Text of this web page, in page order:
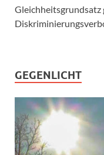
Gleichheitsgrundsatz
GEGENLICHT